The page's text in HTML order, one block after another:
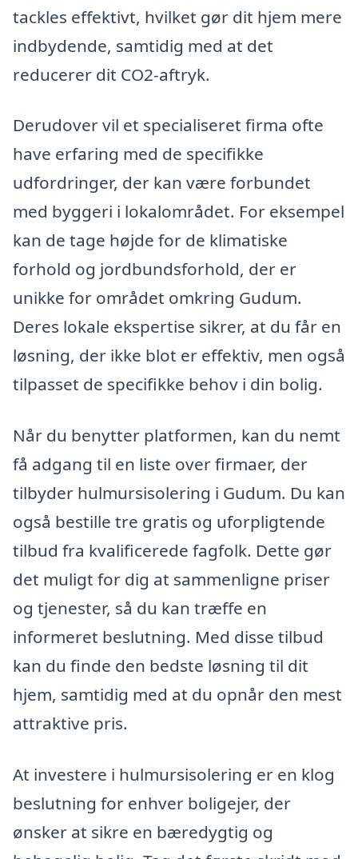
tackles effektivt, hvilket gør dit hjem mere
indbydende, samtidig med at det
reducerer dit CO2-aftryk.
Derudover vil et specialiseret firma ofte
have erfaring med de specifikke
udfordringer, der kan være forbundet
med byggeri i lokalområdet. For eksempel
kan de tage højde for de klimatiske
forhold og jordbundsforhold, der er
unikke for området omkring Gudum.
Deres lokale ekspertise sikrer, at du får en
løsning, der ikke blot er effektiv, men også
tilpasset de specifikke behov i din bolig.
Når du benytter platformen, kan du nemt
få adgang til en liste over firmaer, der
tilbyder hulmursisolering i Gudum. Du kan
også bestille tre gratis og uforpligtende
tilbud fra kvalificerede fagfolk. Dette gør
det muligt for dig at sammenligne priser
og tjenester, så du kan træffe en
informeret beslutning. Med disse tilbud
kan du finde den bedste løsning til dit
hjem, samtidig med at du opnår den mest
attraktive pris.
At investere i hulmursisolering er en klog
beslutning for enhver boligejer, der
ønsker at sikre en bæredygtig og